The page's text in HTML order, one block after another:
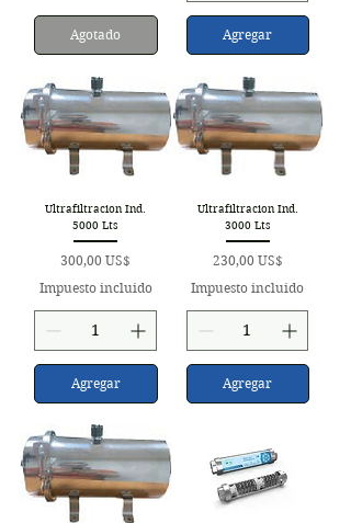
Agotado Agregar
Ultrafiltracion Ind.
5000 Lts
Precio
300,00 US$
Impuesto incluido
Agregar
Ultrafiltracion Ind.
3000 Lts
Precio
230,00 US$
Impuesto incluido
Agregar